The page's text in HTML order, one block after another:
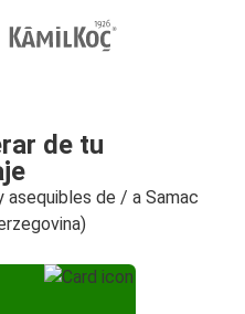
de tu
asequibles de / a Samac